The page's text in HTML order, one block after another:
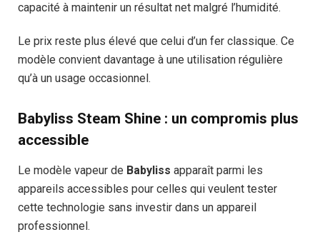
capacité à maintenir un résultat net malgré l’humidité.
Le prix reste plus élevé que celui d’un fer classique. Ce
modèle convient davantage à une utilisation régulière
qu’à un usage occasionnel.
Babyliss Steam Shine : un compromis plus
accessible
Le modèle vapeur de Babyliss apparaît parmi les
appareils accessibles pour celles qui veulent tester
cette technologie sans investir dans un appareil
professionnel.